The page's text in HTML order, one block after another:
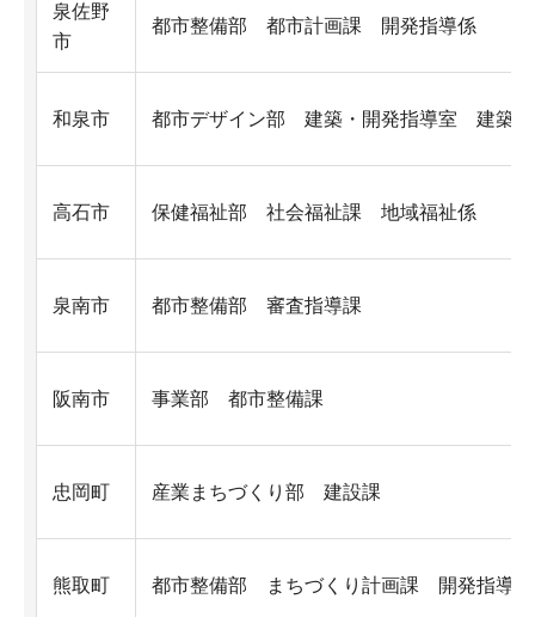
泉佐野
市
都市整備部 都市計画課 開発指導係
和泉市 都市デザイン部 建築・開発指導室 建築指
高石市 保健福祉部 社会福祉課 地域福祉係
泉南市 都市整備部 審査指導課
阪南市 事業部 都市整備課
忠岡町 産業まちづくり部 建設課
熊取町 都市整備部 まちづくり計画課 開発指導グ